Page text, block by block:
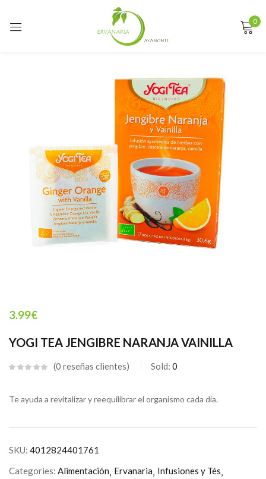
0
3.99€
YOGI TEA JENGIBRE NARANJA VAINILLA
0 reseñas clientes Sold: 0
Te ayuda a revitalizar y reequilibrar el organismo cada día.
SKU: 4012824401761
Categories: Alimentación Ervanaria Infusiones y Tés
Sign in
Lost password?
LOG IN
CREATE AN ACCOUNT